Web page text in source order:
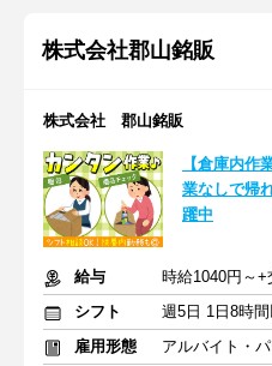
株式会社郡山銘販
株式会社 郡山銘販
【倉庫内作
業なしで帰
躍中
給与
時給1040円～+
シフト
週5日 1日8時
雇用形態
アルバイト・パ